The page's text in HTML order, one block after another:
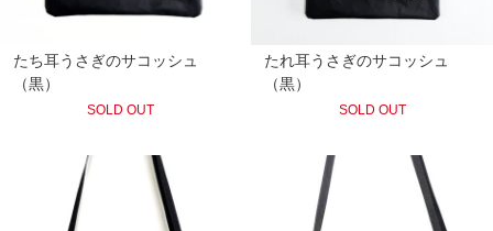
たち耳うさぎのサコッシュ
（黒）
SOLD OUT
たれ耳うさぎのサコッシュ
（黒）
SOLD OUT